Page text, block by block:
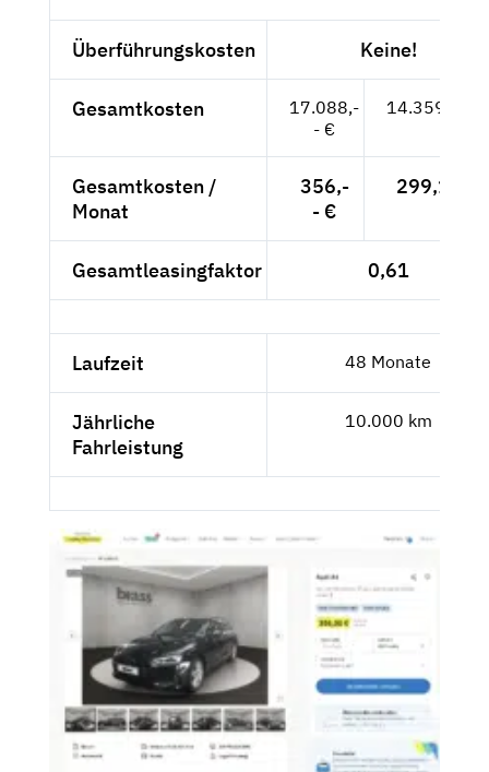
Überführungskosten Keine!
Gesamtkosten
17.088,-
- €
14.359,66 €
Gesamtkosten /
Monat
356,-
- €
299,16 €
Gesamtleasingfaktor 0,61
Laufzeit 48 Monate
Jährliche
Fahrleistung
10.000 km